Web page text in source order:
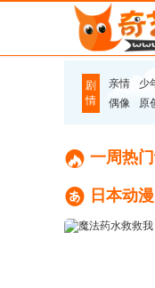
剧
情
亲情 少
偶像
原
 一周热
 日本动漫